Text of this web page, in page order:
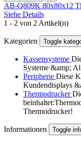
AB-Q809K 80x80x12
Siehe Details
1 - 2 von 2 Artikel(n)
Kategorien Toggle
Kassensysteme
Systeme &amp;
Peripherie Diese
Kundendisplays
Thermodrucker
Thermodrucker!
Informationen Toggle